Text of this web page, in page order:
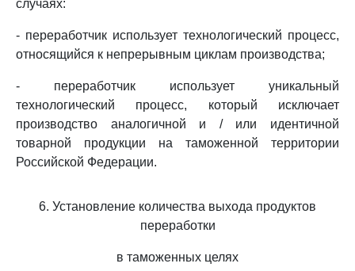
случаях:
- переработчик использует технологический процесс,
относящийся к непрерывным циклам производства;
- переработчик использует уникальный
технологический процесс, который исключает
производство аналогичной и / или идентичной
товарной продукции на таможенной территории
Российской Федерации.
6. Установление количества выхода продуктов
переработки
в таможенных целях